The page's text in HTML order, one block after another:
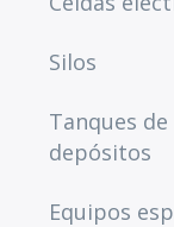
Silos
Tanques
depósitos
Equipos